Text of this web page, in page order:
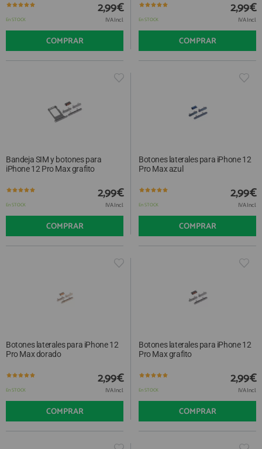
En STOCK
2,99€
IVA Incl.
COMPRAR
En STOCK
2,99€
IVA Incl.
COMPRAR
Bandeja SIM y botones para
iPhone 12 Pro Max grafito
En STOCK
2,99€
IVA Incl.
COMPRAR
Botones laterales para iPhone 12
Pro Max azul
En STOCK
2,99€
IVA Incl.
COMPRAR
Botones laterales para iPhone 12
Pro Max dorado
En STOCK
2,99€
IVA Incl.
COMPRAR
Botones laterales para iPhone 12
Pro Max grafito
En STOCK
2,99€
IVA Incl.
COMPRAR